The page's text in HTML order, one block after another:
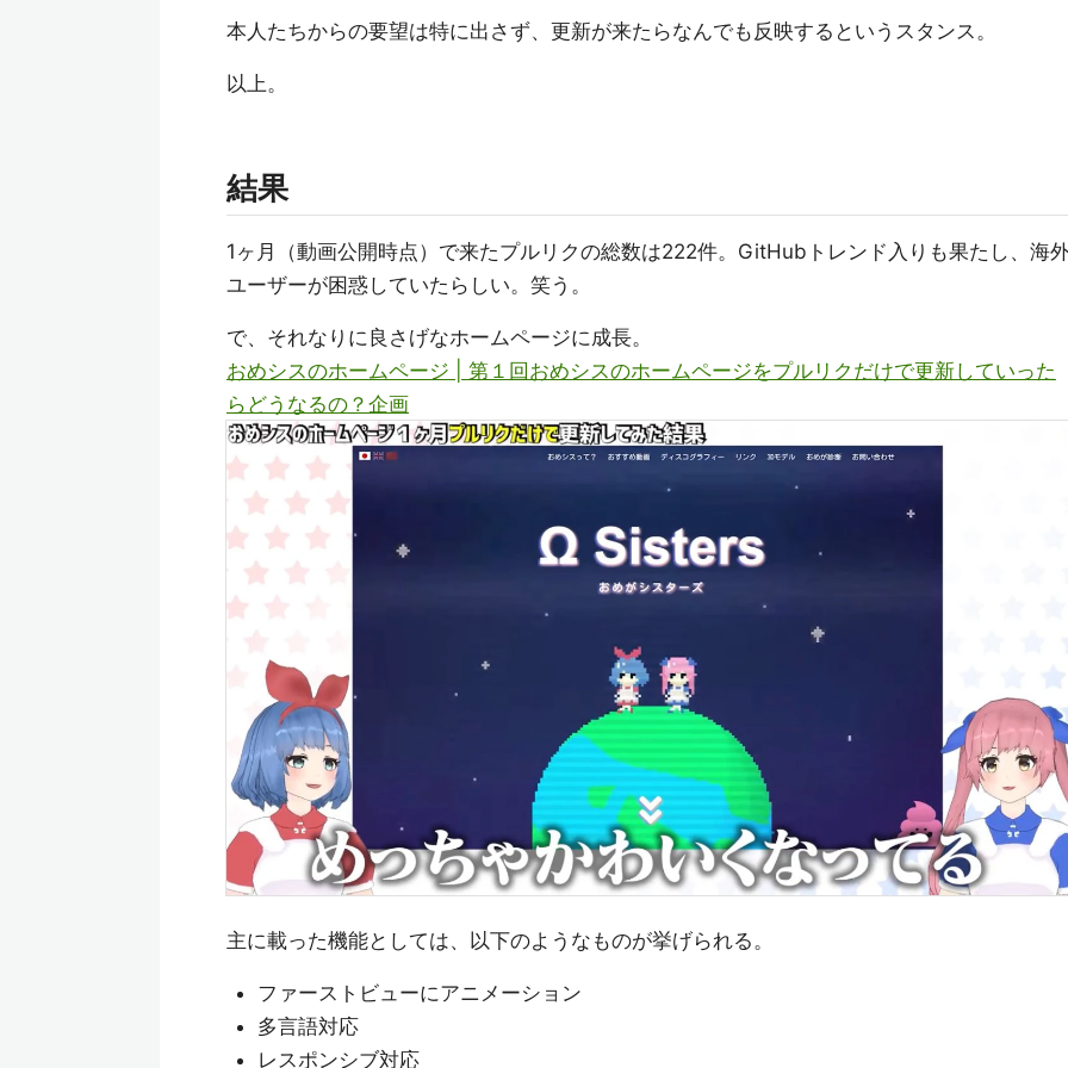
本人たちからの要望は特に出さず、更新が来たらなんでも反映するというスタンス。
以上。
結果
1ヶ月（動画公開時点）で来たプルリクの総数は222件。GitHubトレンド入りも果たし、海
ユーザーが困惑していたらしい。笑う。
で、それなりに良さげなホームページに成長。
おめシスのホームページ | 第１回おめシスのホームページをプルリクだけで更新していった
らどうなるの？企画
主に載った機能としては、以下のようなものが挙げられる。
ファーストビューにアニメーション
多言語対応
レスポンシブ対応